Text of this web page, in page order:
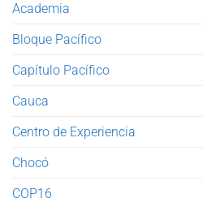
Academia
Bloque Pacífico
Capítulo Pacífico
Cauca
Centro de Experiencia
Chocó
COP16